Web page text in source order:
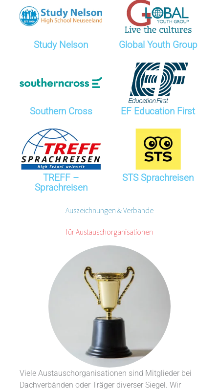
Study Nelson Global Youth Group
Southern Cross EF Education First
TREFF –
Sprachreisen
STS Sprachreisen
Auszeichnungen & Verbände
für Austauschorganisationen
Viele Austauschorganisationen sind Mitglieder bei
Dachverbänden oder Träger diverser Siegel. Wir